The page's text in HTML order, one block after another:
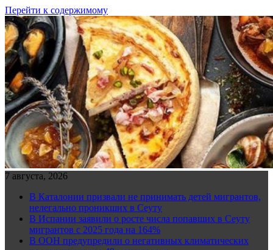
Перейти к содержимому
7 августа, 2026
В Каталонии призвали не принимать детей мигрантов,
нелегально проникших в Сеуту
В Испании заявили о росте числа попавших в Сеуту
мигрантов с 2025 года на 164%
В ООН предупредили о негативных климатических